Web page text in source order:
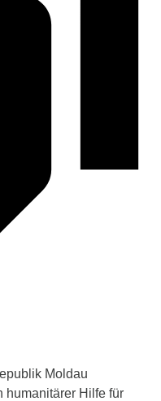
Moldau
humanitärer Hilfe für